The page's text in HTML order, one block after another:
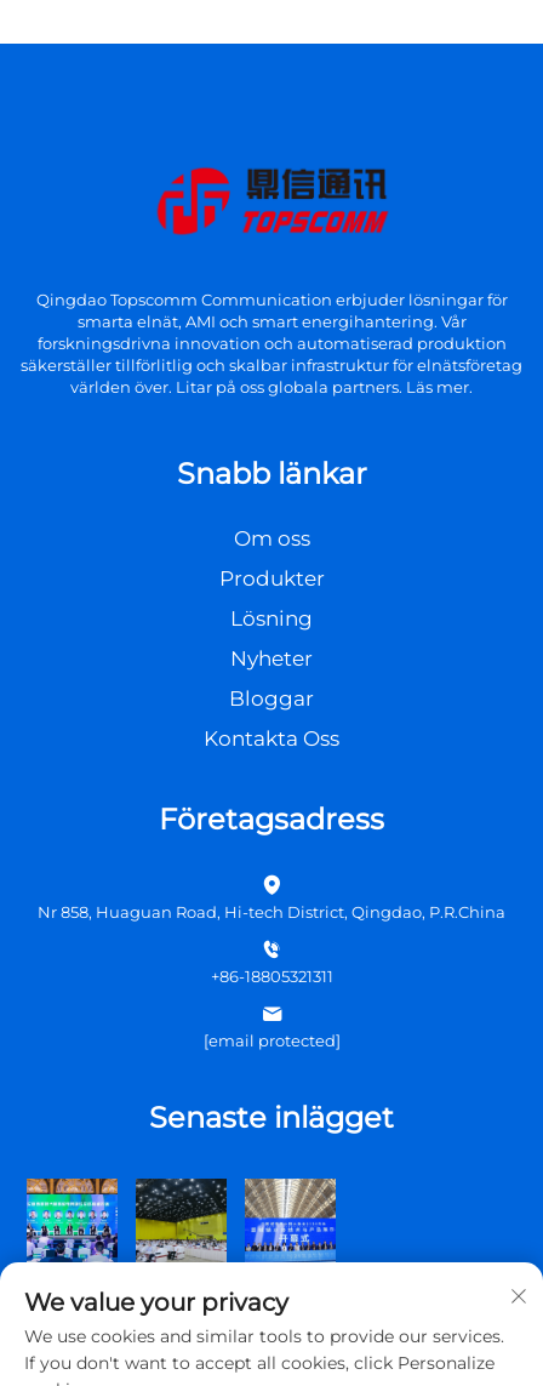
Qingdao Topscomm Communication erbjuder lösningar för
smarta elnät, AMI och smart energihantering. Vår
forskningsdrivna innovation och automatiserad produktion
säkerställer tillförlitlig och skalbar infrastruktur för elnätsföretag
världen över. Litar på oss globala partners. Läs mer.
Snabb länkar
Om oss
Produkter
Lösning
Nyheter
Bloggar
Kontakta Oss
Företagsadress
Nr 858, Huaguan Road, Hi-tech District, Qingdao, P.R.China
+86-18805321311
[email protected]
Senaste inlägget
We value your privacy
We use cookies and similar tools to provide our services.
If you don't want to accept all cookies, click Personalize